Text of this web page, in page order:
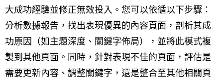
大成功經驗並修正無效投入。您可以依循以下步驟：
分析數據報告，找出表現優異的內容頁面，剖析其成
功原因（如主題深度、關鍵字佈局），並將此模式複
製到其他頁面。同時，針對表現不佳的頁面，評估是
需要更新內容、調整關鍵字，還是整合至其他相關頁